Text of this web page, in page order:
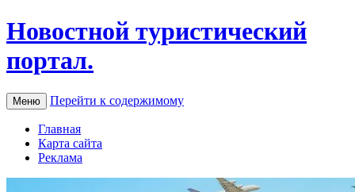
Новостной туристический
портал.
Меню Перейти к содержимому
Главная
Карта сайта
Реклама